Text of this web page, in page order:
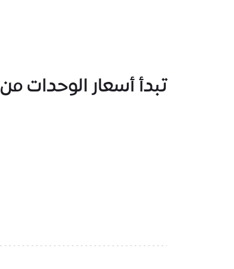
تبدأ أسعار الوحدات من 1.69 مليون درهم